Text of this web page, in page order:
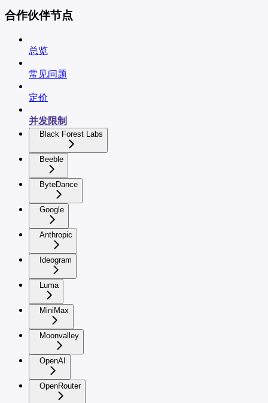
合作伙伴节点
总览
常见问题
定价
并发限制
Black Forest Labs
Beeble
ByteDance
Google
Anthropic
Ideogram
Luma
MiniMax
Moonvalley
OpenAI
OpenRouter